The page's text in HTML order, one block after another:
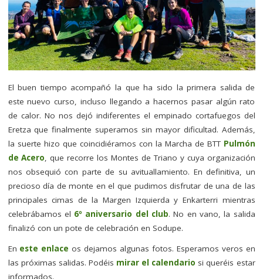
El buen tiempo acompañó la que ha sido la primera salida de
este nuevo curso, incluso llegando a hacernos pasar algún rato
de calor. No nos dejó indiferentes el empinado cortafuegos del
Eretza que finalmente superamos sin mayor dificultad. Además,
la suerte hizo que coincidiéramos con la Marcha de BTT Pulmón
de Acero, que recorre los Montes de Triano y cuya organización
nos obsequió con parte de su avituallamiento. En definitiva, un
precioso día de monte en el que pudimos disfrutar de una de las
principales cimas de la Margen Izquierda y Enkarterri mientras
celebrábamos el 6º aniversario del club. No en vano, la salida
finalizó con un pote de celebración en Sodupe.
En este enlace os dejamos algunas fotos. Esperamos veros en
las próximas salidas. Podéis mirar el calendario si queréis estar
informados.